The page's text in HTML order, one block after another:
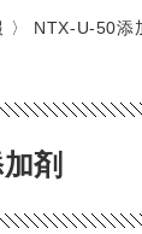
〉 NTX-U-50添
剤